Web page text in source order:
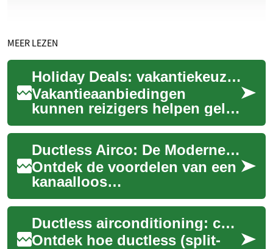
MEER LEZEN
Holiday Deals: vakantiekeuzes in Nederland en Europa
Vakantieaanbiedingen
kunnen reizigers helpen geld
te besparen en nieuwe
bestemmingen te ontdekken,
maar het juiste aa...
Ductless Airco: De Moderne Keuze voor Klimaatbeheersing
Ontdek de voordelen van een
kanaalloos
airconditioningsysteem voor
uw woning of bedrijf. Deze
innovatieve oplossing b...
Ductless airconditioning: complete gids voor Nederland
Ontdek hoe ductless (split-